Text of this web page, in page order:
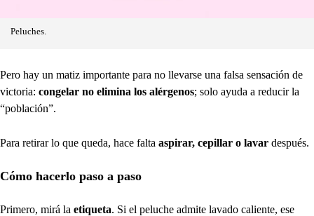
Peluches.
Pero hay un matiz importante para no llevarse una falsa sensación de
victoria: congelar no elimina los alérgenos; solo ayuda a reducir la
“población”.
Para retirar lo que queda, hace falta aspirar, cepillar o lavar después.
Cómo hacerlo paso a paso
Primero, mirá la etiqueta. Si el peluche admite lavado caliente, ese